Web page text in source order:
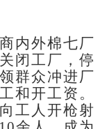
内外棉七厂
闭工厂，停
群众冲进厂
和开工资。
工人开枪射